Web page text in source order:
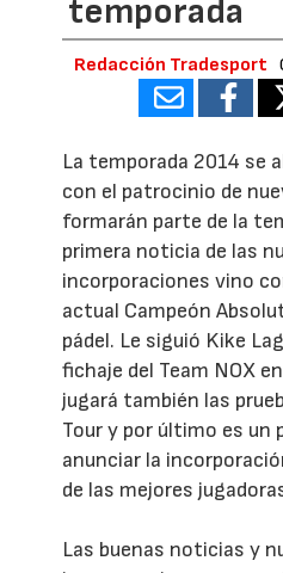
temporada
Redacción Tradesport
La temporada 2014 se
con el patrocinio de
formarán parte de la
primera noticia de las
incorporaciones vino
actual Campeón
pádel. Le siguió Kike
fichaje del Team NOX
jugará también las
Tour y por último es un
anunciar la
de las mejores
Las buenas noticias y